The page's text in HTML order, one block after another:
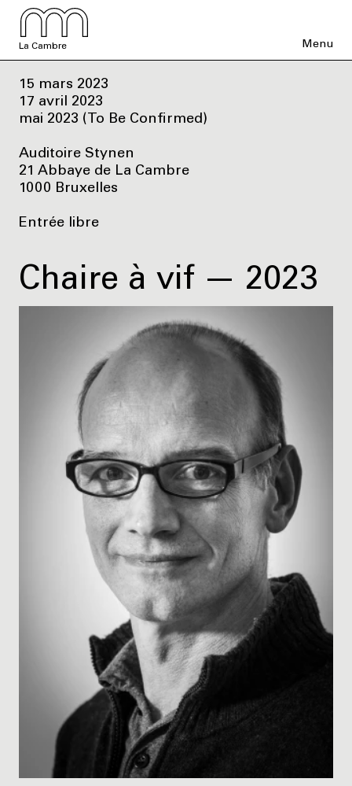
La Cambre Menu
15 mars 2023
17 avril 2023
mai 2023 (To Be Confirmed)
Auditoire Stynen
21 Abbaye de La Cambre
1000 Bruxelles
Entrée libre
Chaire à vif — 2023